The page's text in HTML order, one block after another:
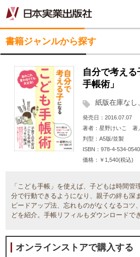
書籍ジャンルから探す
自分で考える
手帳術」
紙版在庫なし
発売日
2016.07.07
著者
星野けいこ 著
判型
A5版/並製
ISBN
978-4-534-
価格
￥1,540(税込)
「こども手帳」を使えば、子どもは時間管
分で行動できるようになり、親子の絆も深
ピードアップ法、忘れものがなくなるコツ
どを紹介。手帳リフィルもダウンロードで
オンラインストアで購入する